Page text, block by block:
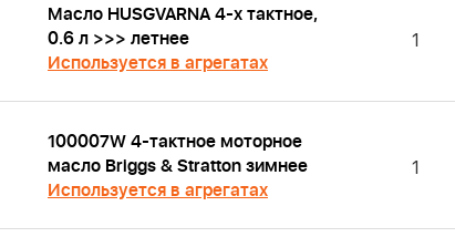
Масло HUSGVARNA 4-х тактное,
0.6 л >>> летнее
Используется в агрегатах
1
100007W 4-тактное моторное
масло Briggs & Stratton зимнее
Используется в агрегатах
1